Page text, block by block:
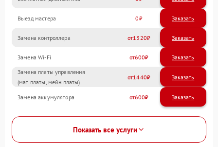
Выезд мастера 0 Заказать
Замена контроллера 1320
Замена Wi-Fi 600
Замена платы управления
(мат.платы, мейн платы)
1440
Замена аккумулятора 600
Показать все услуги